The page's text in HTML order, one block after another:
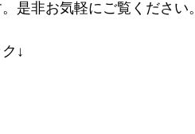
。是非お気軽にご覧くださ
↓